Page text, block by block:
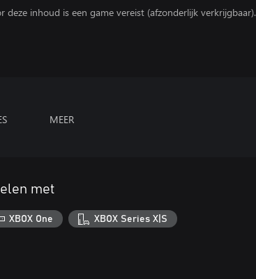
deze inhoud is een game vereist (afzonderlijk verkrijgbaar).
MEER
met
XBOX One XBOX Series X|S